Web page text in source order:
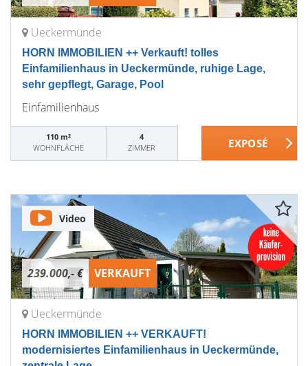
Ueckermünde
HORN IMMOBILIEN ++ Verkauft! tolles
Einfamilienhaus in Ueckermünde, ruhige Lage,
sehr gepflegt, Garage, Pool
Einfamilienhaus
110 m²
WOHNFLÄCHE
4
ZIMMER
239.000,- € VERKAUFT
Video
Ueckermünde
HORN IMMOBILIEN ++ VERKAUFT!
modernisiertes Einfamilienhaus in Ueckermünde,